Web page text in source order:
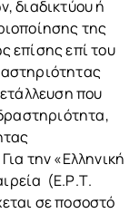
διαδικτύου ή
της
επίσης επί του
που
την «Ελληνική
(Ε.Ρ.Τ.
σε ποσοστό